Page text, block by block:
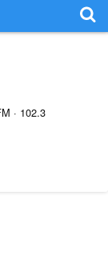
· 102.3